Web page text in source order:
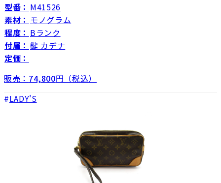
型番： M41526
素材： モノグラム
程度： Bランク
付属： 鍵 カデナ
定価：
販売： 74,800円（税込）
LADY'S